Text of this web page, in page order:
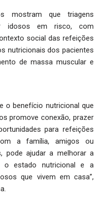
mostram que triagens
idosos em risco, com
social das refeições
nutricionais dos pacientes
de massa muscular e
o benefício nutricional que
promove conexão, prazer
para refeições
a família, amigos ou
pode ajudar a melhorar a
o estado nutricional e a
que vivem em casa”,